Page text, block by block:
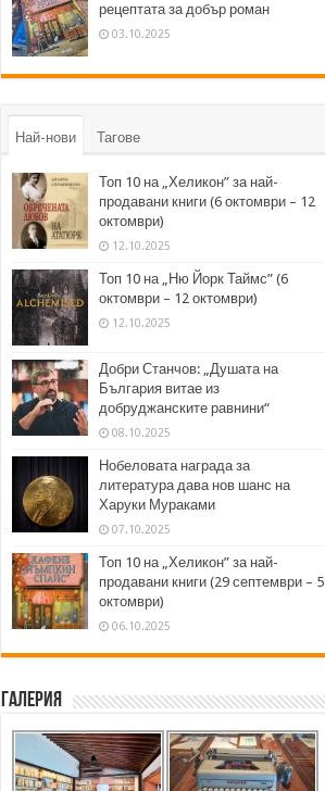
рецептата за добър роман
03.10.2025
Най-нови Тагове
Топ 10 на „Хеликон” за най-
продавани книги (6 октомври – 12
октомври)
12.10.2025
Топ 10 на „Ню Йорк Таймс” (6
октомври – 12 октомври)
12.10.2025
Добри Станчов: „Душата на
България витае из
добруджанските равнини“
08.10.2025
Нобеловата награда за
литература дава нов шанс на
Харуки Мураками
07.10.2025
Топ 10 на „Хеликон” за най-
продавани книги (29 септември – 5
октомври)
06.10.2025
Галерия